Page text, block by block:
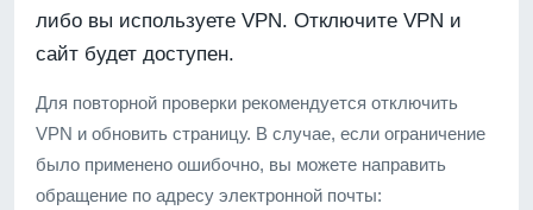
либо вы используете VPN. Отключите VPN и
сайт будет доступен.
Для повторной проверки рекомендуется отключить
VPN и обновить страницу. В случае, если ограничение
было применено ошибочно, вы можете направить
обращение по адресу электронной почты: